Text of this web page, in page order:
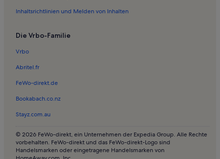
Inhaltsrichtlinien und Melden von Inhalten
Die Vrbo-Familie
Vrbo
Abritel.fr
FeWo-direkt.de
Bookabach.co.nz
Stayz.com.au
© 2026 FeWo-direkt, ein Unternehmen der Expedia Group. Alle Rechte
vorbehalten. FeWo-direkt und das FeWo-direkt-Logo sind
Handelsmarken oder eingetragene Handelsmarken von